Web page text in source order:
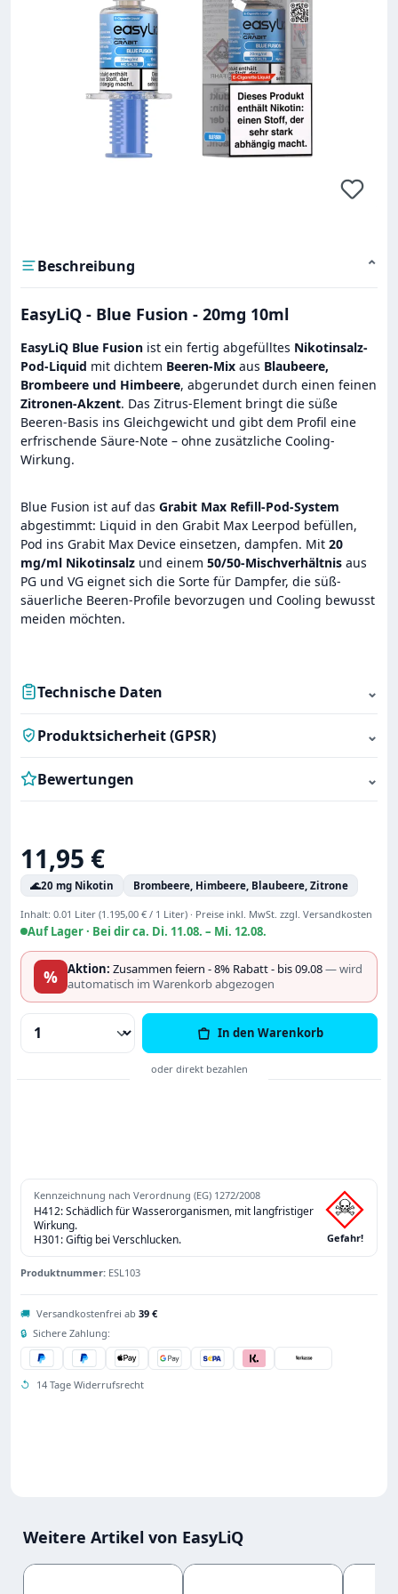
Beschreibung ⌄
EasyLiQ - Blue Fusion - 20mg 10ml
EasyLiQ Blue Fusion ist ein fertig abgefülltes Nikotinsalz-
Pod-Liquid mit dichtem Beeren-Mix aus Blaubeere,
Brombeere und Himbeere, abgerundet durch einen feinen
Zitronen-Akzent. Das Zitrus-Element bringt die süße
Beeren-Basis ins Gleichgewicht und gibt dem Profil eine
erfrischende Säure-Note – ohne zusätzliche Cooling-
Wirkung.
Blue Fusion ist auf das Grabit Max Refill-Pod-System
abgestimmt: Liquid in den Grabit Max Leerpod befüllen,
Pod ins Grabit Max Device einsetzen, dampfen. Mit 20
mg/ml Nikotinsalz und einem 50/50-Mischverhältnis aus
PG und VG eignet sich die Sorte für Dampfer, die süß-
säuerliche Beeren-Profile bevorzugen und Cooling bewusst
meiden möchten.
Technische Daten ⌄
Produktsicherheit (GPSR) ⌄
Bewertungen ⌄
Regulärer Preis:
11,95 €
🌊20 mg Nikotin Brombeere, Himbeere, Blaubeere, Zitrone
Inhalt: 0.01 Liter (1.195,00 € / 1 Liter) · Preise inkl. MwSt. zzgl. Versandkosten
Auf Lager · Bei dir ca. Di. 11.08. – Mi. 12.08.
% Aktion: Zusammen feiern - 8% Rabatt - bis 09.08— wird
automatisch im Warenkorb abgezogen
Produkt Anzahl: Gib den gewünschten
In den Warenkorb
Kennzeichnung nach Verordnung (EG) 1272/2008
H412: Schädlich für Wasserorganismen, mit langfristiger
Wirkung.
H301: Giftig bei Verschlucken.
Gefahr!
Produktnummer: ESL103
🚚 Versandkostenfrei ab 39 €
🔒 Sichere Zahlung:
↺ 14 Tage Widerrufsrecht
Weitere Artikel von EasyLiQ
Produktgalerie überspringen